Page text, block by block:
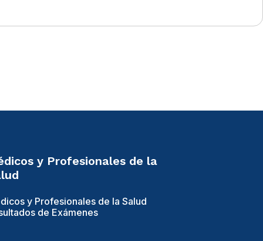
y Profesionales de la
y Profesionales de la Salud
de Exámenes